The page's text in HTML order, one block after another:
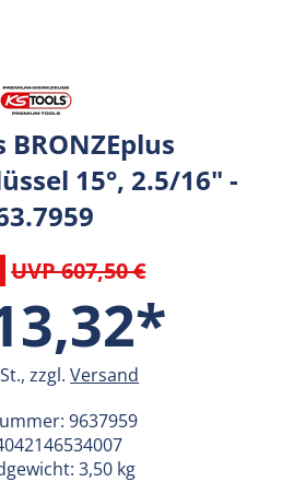
BRONZEplus
15°, 2.5/16" -
UVP 607,50 €
zzgl.Versand
9637959
3,50 kg